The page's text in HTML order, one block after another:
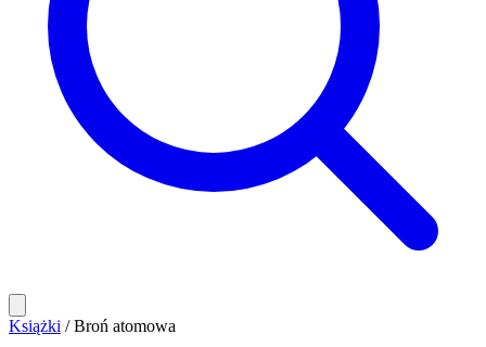
Książki / Broń atomowa